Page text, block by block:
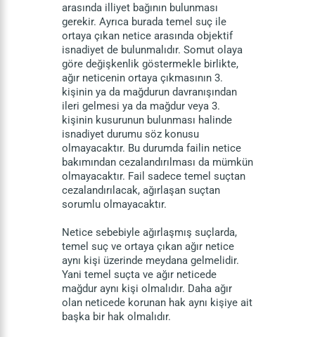
arasında illiyet bağının bulunması
gerekir. Ayrıca burada temel suç ile
ortaya çıkan netice arasında objektif
isnadiyet de bulunmalıdır. Somut olaya
göre değişkenlik göstermekle birlikte,
ağır neticenin ortaya çıkmasının 3.
kişinin ya da mağdurun davranışından
ileri gelmesi ya da mağdur veya 3.
kişinin kusurunun bulunması halinde
isnadiyet durumu söz konusu
olmayacaktır. Bu durumda failin netice
bakımından cezalandırılması da mümkün
olmayacaktır. Fail sadece temel suçtan
cezalandırılacak, ağırlaşan suçtan
sorumlu olmayacaktır.
Netice sebebiyle ağırlaşmış suçlarda,
temel suç ve ortaya çıkan ağır netice
aynı kişi üzerinde meydana gelmelidir.
Yani temel suçta ve ağır neticede
mağdur aynı kişi olmalıdır. Daha ağır
olan neticede korunan hak aynı kişiye ait
başka bir hak olmalıdır.